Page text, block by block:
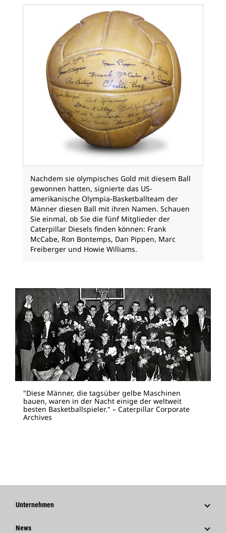
Nachdem sie olympisches Gold mit diesem Ball
gewonnen hatten, signierte das US-
amerikanische Olympia-Basketballteam der
Männer diesen Ball mit ihren Namen. Schauen
Sie einmal, ob Sie die fünf Mitglieder der
Caterpillar Diesels finden können: Frank
McCabe, Ron Bontemps, Dan Pippen, Marc
Freiberger und Howie Williams.
"Diese Männer, die tagsüber gelbe Maschinen
bauen, waren in der Nacht einige der weltweit
besten Basketballspieler." – Caterpillar Corporate
Archives
Unternehmen
Strategie
News